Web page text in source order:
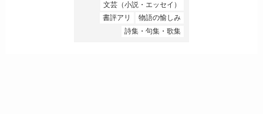
文芸（小説・エッセイ）
書評アリ
物語の愉しみ
詩集・句集・歌集